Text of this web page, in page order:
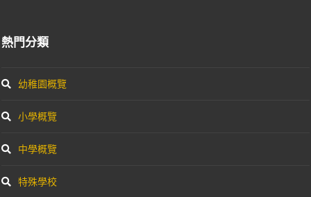
熱門分類
幼稚園概覽
小學概覽
中學概覽
特殊學校